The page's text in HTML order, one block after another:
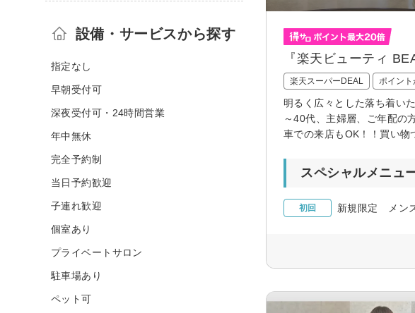
『楽天ビューティ
楽天スーパーDEAL ポイン
明るく広々とした落ち着い
～40代、主婦層、ご年配
車での来店もOK！！買い物
スペシャルメニュ
初回 新規限定 メン
設備・サービスから探す
指定なし
早朝受付可
深夜受付可・24時間営業
年中無休
完全予約制
当日予約歓迎
子連れ歓迎
個室あり
プライベートサロン
駐車場あり
ペット可